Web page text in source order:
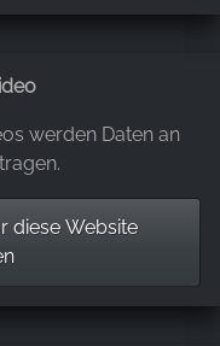
werden Daten an
diese Website